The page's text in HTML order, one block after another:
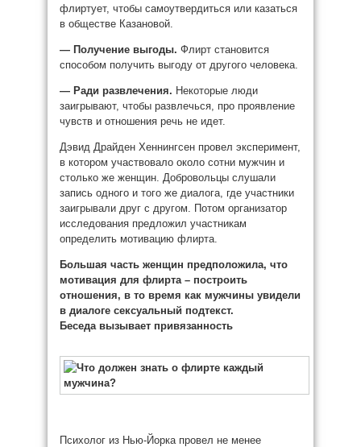
флиртует, чтобы самоутвердиться или казаться
в обществе Казановой.
— Получение выгоды. Флирт становится
способом получить выгоду от другого человека.
— Ради развлечения. Некоторые люди
заигрывают, чтобы развлечься, про проявление
чувств и отношения речь не идет.
Дэвид Драйден Хеннингсен провел эксперимент,
в котором участвовало около сотни мужчин и
столько же женщин. Добровольцы слушали
запись одного и того же диалога, где участники
заигрывали друг с другом. Потом организатор
исследования предложил участникам
определить мотивацию флирта.
Большая часть женщин предположила, что
мотивация для флирта – построить
отношения, в то время как мужчины увидели
в диалоге сексуальный подтекст.
Беседа вызывает привязанность
Психолог из Нью-Йорка провел не менее